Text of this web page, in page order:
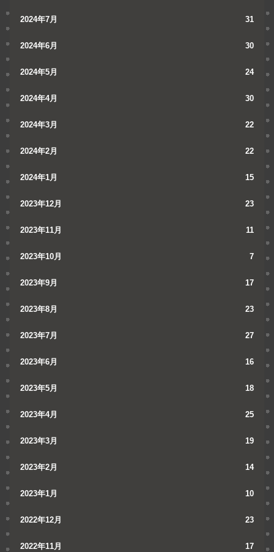
2024年7月 31
2024年6月 30
2024年5月 24
2024年4月 30
2024年3月 22
2024年2月 22
2024年1月 15
2023年12月 23
2023年11月 11
2023年10月 7
2023年9月 17
2023年8月 23
2023年7月 27
2023年6月 16
2023年5月 18
2023年4月 25
2023年3月 19
2023年2月 14
2023年1月 10
2022年12月 23
2022年11月 17